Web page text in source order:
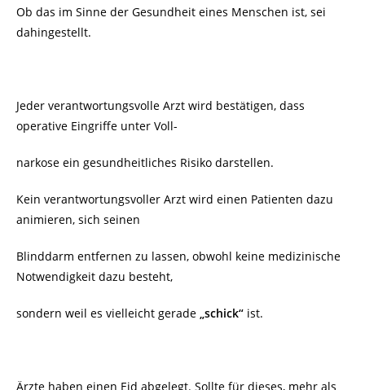
Ob das im Sinne der Gesundheit eines Menschen ist, sei
dahingestellt.
Jeder verantwortungsvolle Arzt wird bestätigen, dass
operative Eingriffe unter Voll-
narkose ein gesundheitliches Risiko darstellen.
Kein verantwortungsvoller Arzt wird einen Patienten dazu
animieren, sich seinen
Blinddarm entfernen zu lassen, obwohl keine medizinische
Notwendigkeit dazu besteht,
sondern weil es vielleicht gerade „schick“ ist.
Ärzte haben einen Eid abgelegt. Sollte für dieses, mehr als